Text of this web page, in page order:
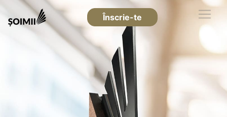
Înscrie-te